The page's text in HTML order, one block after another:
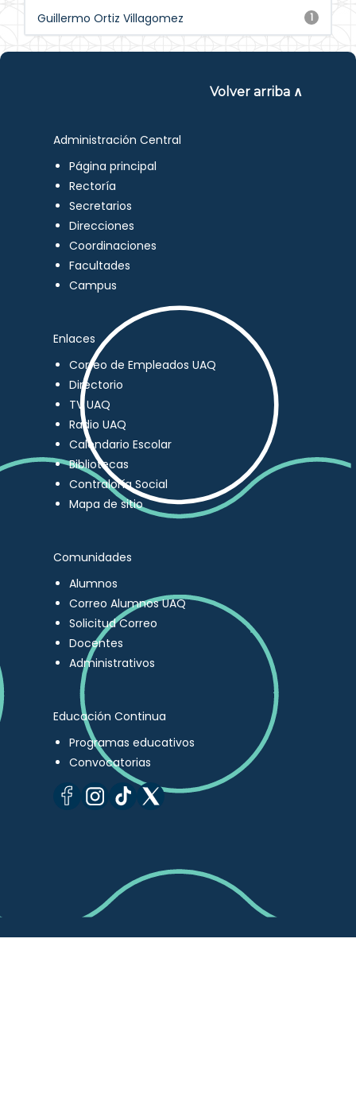
1
Guillermo Ortiz Villagomez
Volver arriba ∧
Administración Central
Página principal
Rectoría
Secretarios
Direcciones
Coordinaciones
Facultades
Campus
Enlaces
Correo de Empleados UAQ
Directorio
TV UAQ
Radio UAQ
Calendario Escolar
Bibliotecas
Contraloría Social
Mapa de sitio
Comunidades
Alumnos
Correo Alumnos UAQ
Solicitud Correo
Docentes
Administrativos
Educación Continua
Programas educativos
Convocatorias